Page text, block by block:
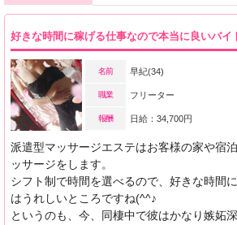
好きな時間に稼げる仕事なので本当に良いバイ
名前 早紀(34)
職業 フリーター
報酬 日給：34,700円
派遣型マッサージエステはお客様の家や宿
ッサージをします。
シフト制で時間を選べるので、好きな時間
はうれしいところですね(^^♪
というのも、今、同棲中で彼はかなり嫉妬